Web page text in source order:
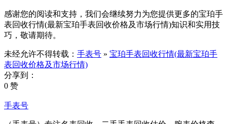
感谢您的阅读和支持，我们会继续努力为您提供更多的宝珀手
表回收行情(最新宝珀手表回收价格及市场行情)知识和实用技
巧，敬请期待。
未经允许不得转载： 手表号 » 宝珀手表回收行情(最新宝珀手
表回收价格及市场行情)
分享到：
0 赞
手表号